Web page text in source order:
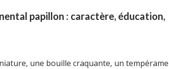
papillon : caractère, éducation,
une bouille craquante, un